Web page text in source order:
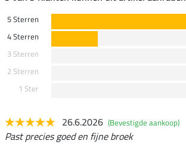
5 Sterren
4 Sterren
3 Sterren
2 Sterren
1 Ster
26.6.2026 (Bevestigde aankoop)
Past precies goed en fijne broek